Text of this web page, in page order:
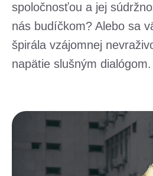
spoločnosťou a jej
nás budíčkom? Alebo sa
špirála vzájomnej
napätie slušným dialógom.